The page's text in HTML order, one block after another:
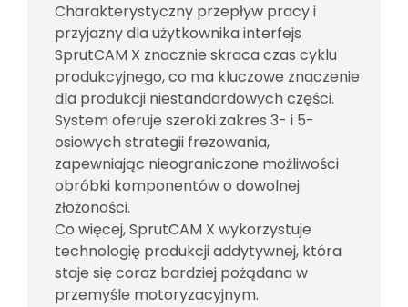
Charakterystyczny przepływ pracy i
przyjazny dla użytkownika interfejs
SprutCAM X znacznie skraca czas cyklu
produkcyjnego, co ma kluczowe znaczenie
dla produkcji niestandardowych części.
System oferuje szeroki zakres 3- i 5-
osiowych strategii frezowania,
zapewniając nieograniczone możliwości
obróbki komponentów o dowolnej
złożoności.
Co więcej, SprutCAM X wykorzystuje
technologię produkcji addytywnej, która
staje się coraz bardziej pożądana w
przemyśle motoryzacyjnym.